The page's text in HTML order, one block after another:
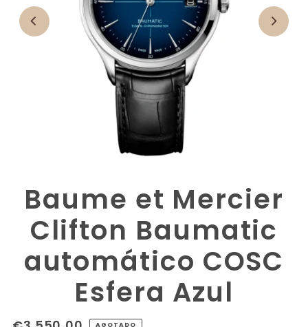
Baume et Mercier
Clifton Baumatic
automático COSC
Esfera Azul
AGOTADO